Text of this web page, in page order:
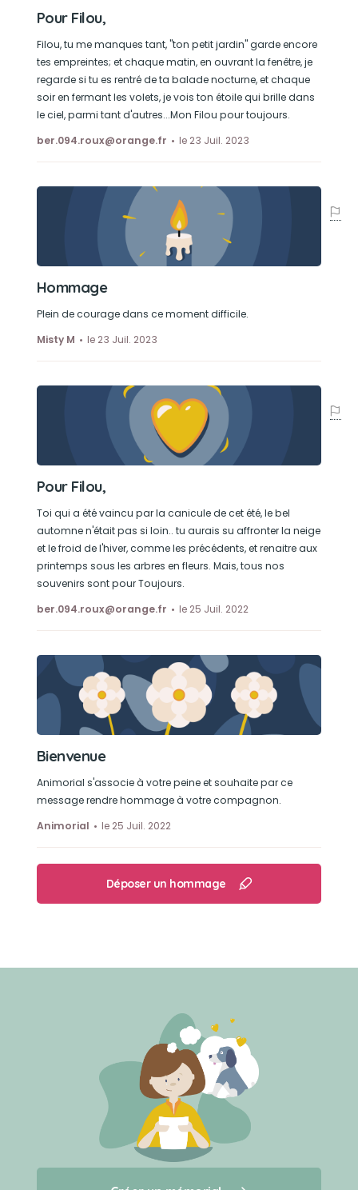
Créer un mémorial
Pour Filou,
Filou, tu me manques tant, "ton petit jardin" garde encore
tes empreintes; et chaque matin, en ouvrant la fenêtre, je
regarde si tu es rentré de ta balade nocturne, et chaque
soir en fermant les volets, je vois ton étoile qui brille dans
le ciel, parmi tant d'autres...Mon Filou pour toujours.
ber.094.roux@orange.fr
le 23 Juil. 2023
Hommage
Plein de courage dans ce moment difficile.
Misty M
le 23 Juil. 2023
Pour Filou,
Toi qui a été vaincu par la canicule de cet été, le bel
automne n'était pas si loin.. tu aurais su affronter la neige
et le froid de l'hiver, comme les précédents, et renaitre aux
printemps sous les arbres en fleurs. Mais, tous nos
souvenirs sont pour Toujours.
ber.094.roux@orange.fr
le 25 Juil. 2022
Bienvenue
Animorial s'associe à votre peine et souhaite par ce
message rendre hommage à votre compagnon.
Animorial
le 25 Juil. 2022
Déposer un hommage